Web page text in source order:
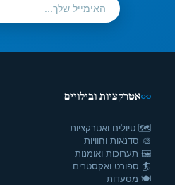
אטרקציות ובילויים
🗺️ טיולים ואטרקציות
🎨 סדנאות וחוויות
🖼️ תערוכות ואומנות
🏄 ספורט ואקסטרים
🍽️ מסעדות